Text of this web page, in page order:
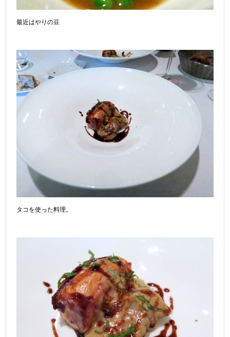
最近はやりの豆
タコを使った料理。